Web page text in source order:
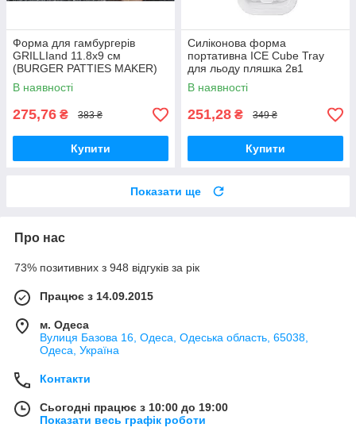
Форма для гамбургерів
GRILLIand 11.8х9 см
(BURGER PATTIES MAKER)
В наявності
275,76 ₴ 383 ₴
Купити
Силіконова форма
портативна ICE Cube Tray
для льоду пляшка 2в1
В наявності
251,28 ₴ 349 ₴
Купити
Показати ще
Про нас
73% позитивних з 948 відгуків за рік
Працює з 14.09.2015
м. Одеса
Вулиця Базова 16, Одеса, Одеська область, 65038,
Одеса, Україна
Контакти
Сьогодні працює з 10:00 до 19:00
Показати весь графік роботи